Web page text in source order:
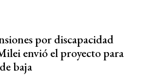
por discapacidad
envió el proyecto para
baja